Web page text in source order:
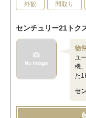
外観 間取り
センチュリー21トク
物
ユ
機
た
セ